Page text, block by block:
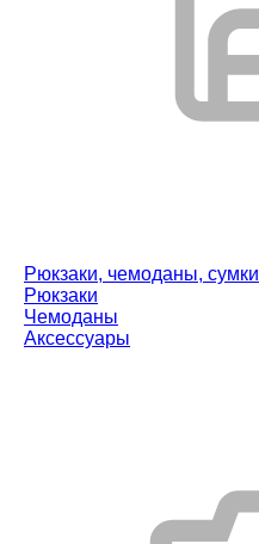
Рюкзаки, чемоданы, сумки
Рюкзаки
Чемоданы
Аксессуары